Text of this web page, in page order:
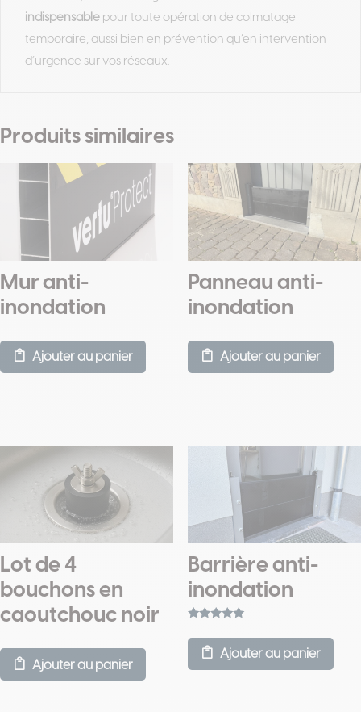
indispensable pour toute opération de colmatage
temporaire, aussi bien en prévention qu’en intervention
d’urgence sur vos réseaux.
Produits similaires
Mur anti-
inondation
Ajouter au panier
Panneau anti-
inondation
Ajouter au panier
Lot de 4
bouchons en
caoutchouc noir
Ajouter au panier
Barrière anti-
inondation
5.00
sur 5 Ajouter au panier